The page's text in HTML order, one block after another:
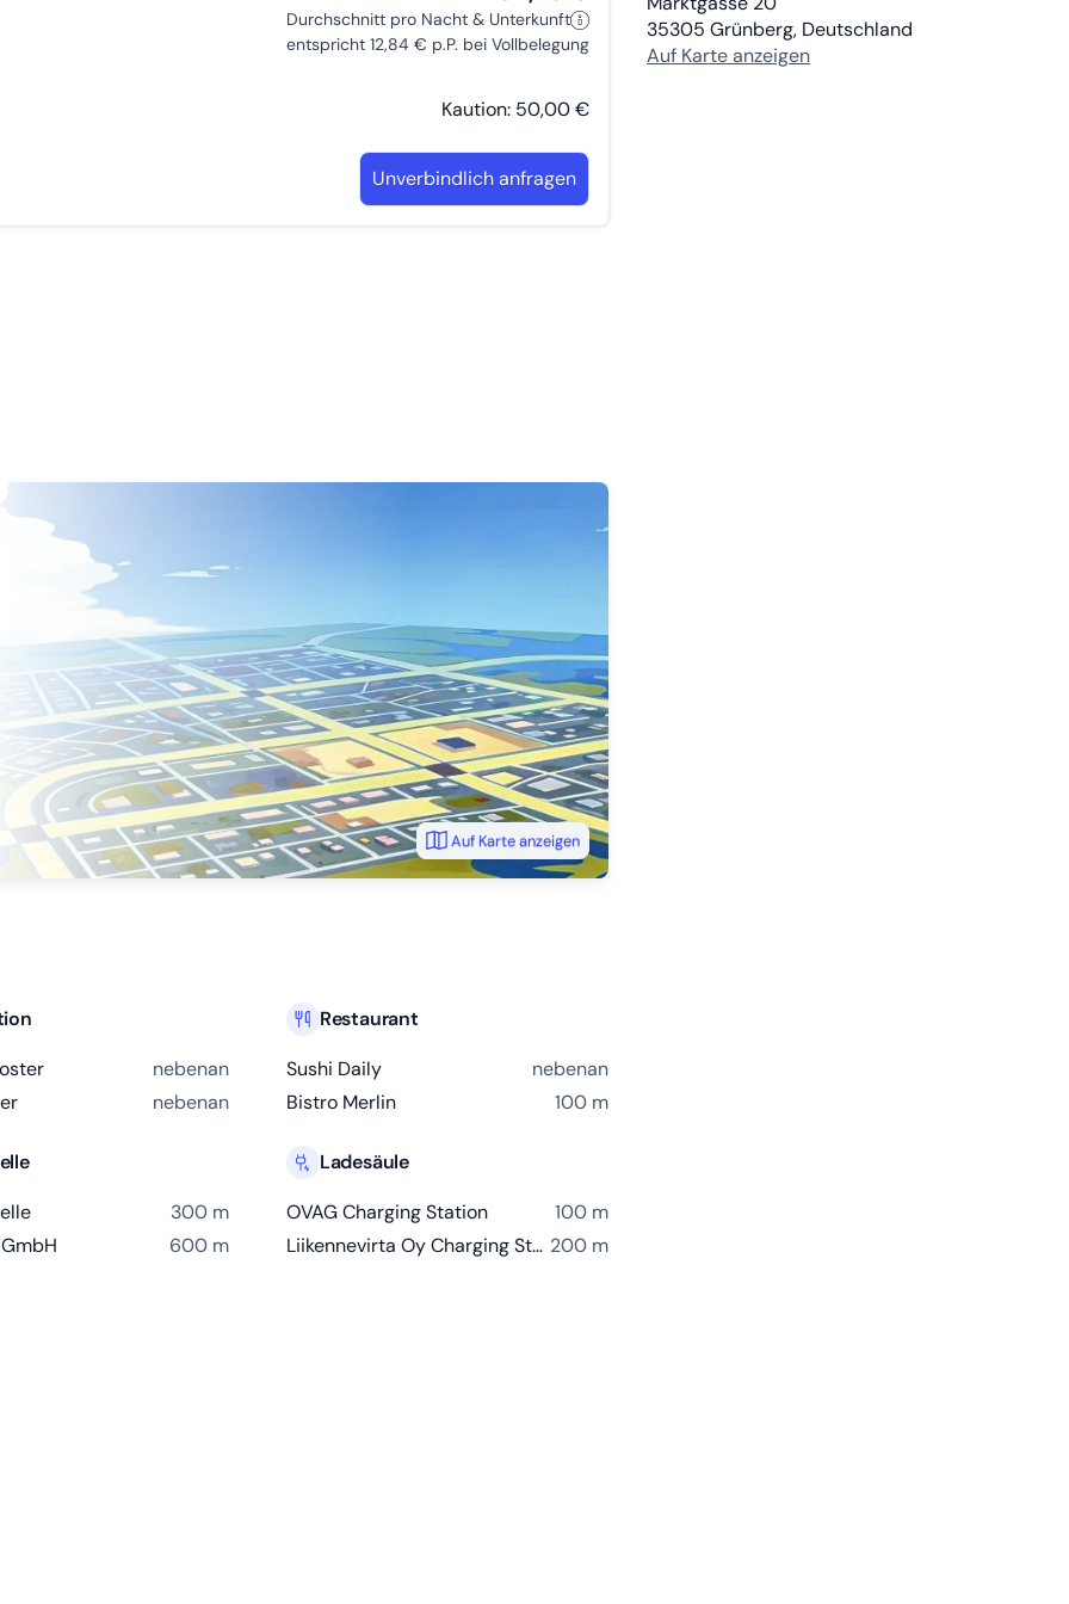
Durchschnitt pro Nacht & Unterkunft
entspricht 12,84 € p.P. bei Vollbelegung
Kaution: 50,00 €
Unverbindlich anfragen
Auf Karte anzeigen
nebenan
nebenan
Restaurant
Sushi Daily
nebenan
Bistro Merlin
100 m
300 m
600 m
Ladesäule
OVAG Charging Station
100 m
Liikennevirta Oy Charging Station 200 m
35305 Grünberg, Deutschland
Auf Karte anzeigen